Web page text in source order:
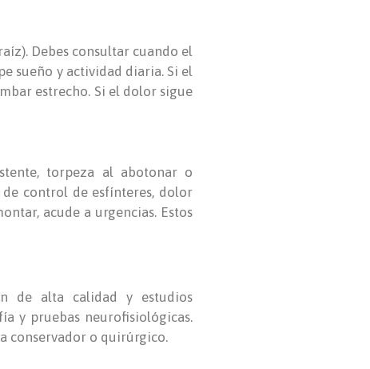
Debes consultar cuando el
sueño y actividad diaria. Si el
estrecho. Si el dolor sigue
torpeza al abotonar o
control de esfínteres, dolor
acude a urgencias. Estos
de alta calidad y estudios
y pruebas neurofisiológicas.
conservador o quirúrgico.